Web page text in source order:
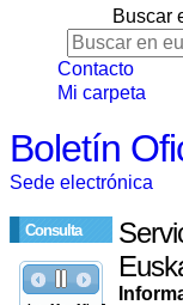
Buscar
Contacto
Mi carpeta
Boletín
Sede electrónica
Consulta